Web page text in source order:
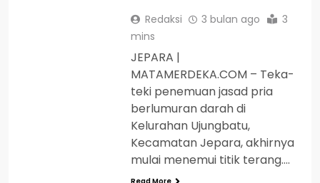
Redaksi 3 bulan ago
3
mins
JEPARA |
MATAMERDEKA.COM – Teka-
teki penemuan jasad pria
berlumuran darah di
Kelurahan Ujungbatu,
Kecamatan Jepara, akhirnya
mulai menemui titik terang….